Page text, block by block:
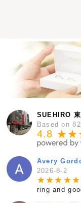
SUEHIRO
Based on
4.8
Avery
2026-8-2
★★★ ★★
ring and